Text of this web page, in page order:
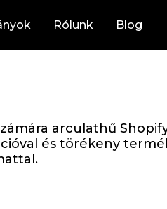
Rólunk Blog
arculathű
és törékeny